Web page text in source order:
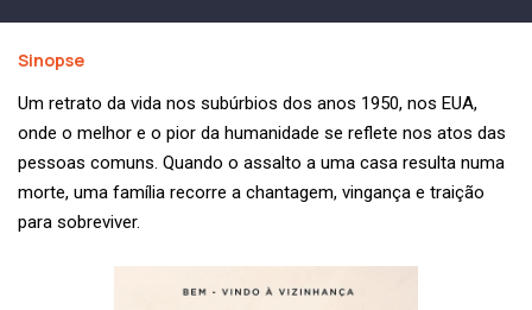
Sinopse
Um retrato da vida nos subúrbios dos anos 1950, nos EUA,
onde o melhor e o pior da humanidade se reflete nos atos das
pessoas comuns. Quando o assalto a uma casa resulta numa
morte, uma família recorre a chantagem, vingança e traição
para sobreviver.